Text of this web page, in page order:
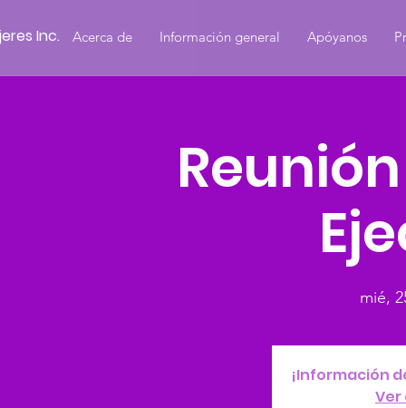
Acerca de Información general Apóyanos
Inc.
mié,
¡Información